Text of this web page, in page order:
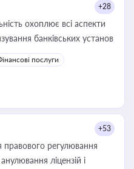
+28
охоплює всі аспекти
банківських установ
послуги
+53
правового регулювання
ліцензій і